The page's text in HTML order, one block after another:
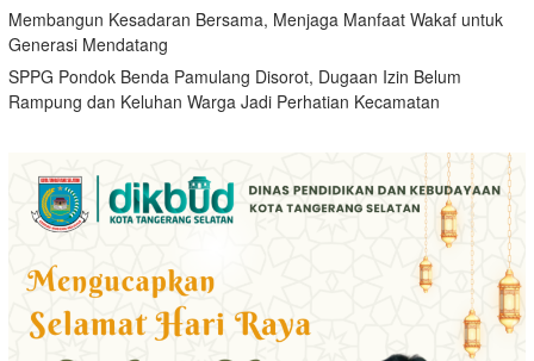
Membangun Kesadaran Bersama, Menjaga Manfaat Wakaf untuk
Generasi Mendatang
SPPG Pondok Benda Pamulang Disorot, Dugaan Izin Belum
Rampung dan Keluhan Warga Jadi Perhatian Kecamatan